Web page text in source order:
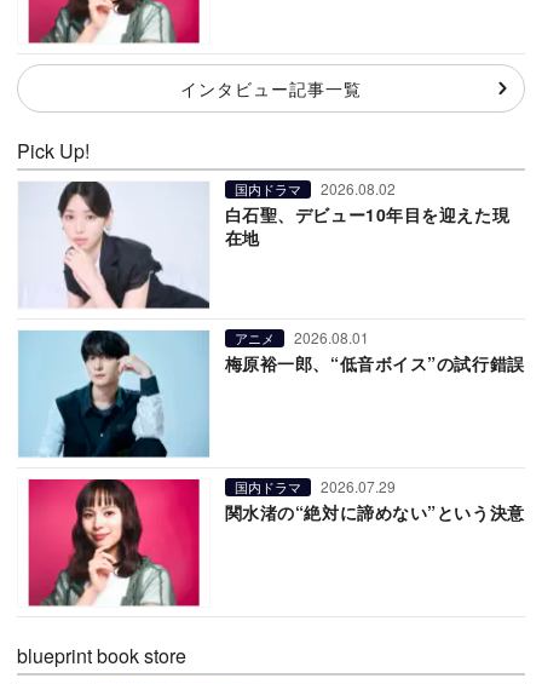
インタビュー記事一覧
Pick Up!
国内ドラマ 2026.08.02
白石聖、デビュー10年目を迎えた現
在地
アニメ 2026.08.01
梅原裕一郎、“低音ボイス”の試行錯誤
国内ドラマ 2026.07.29
関水渚の“絶対に諦めない”という決意
blueprint book store